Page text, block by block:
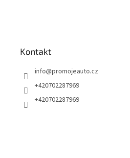
Kontakt
info@promojeauto.cz
+420702287969
+420702287969